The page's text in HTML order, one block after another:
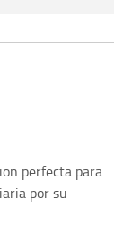
perfecta para
por su